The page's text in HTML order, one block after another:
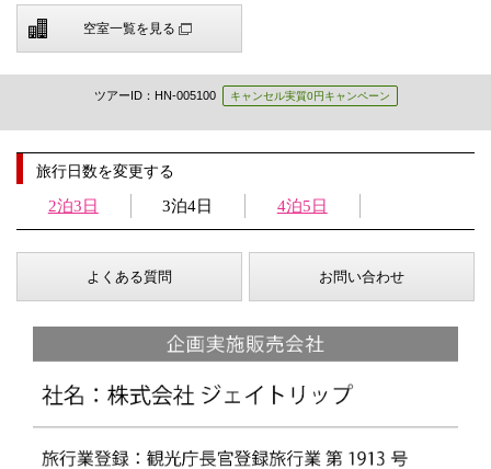
空室一覧を見る
ツアーID：HN-005100 キャンセル実質0円キャンペーン
旅行日数を変更する
2泊3日 3泊4日 4泊5日
よくある質問 お問い合わせ